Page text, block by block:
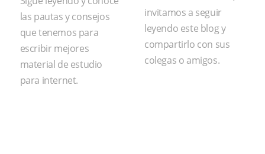
las pautas y consejos
que tenemos para
escribir mejores
material de estudio
para internet.
invitamos a seguir
leyendo este blog y
compartirlo con sus
colegas o amigos.